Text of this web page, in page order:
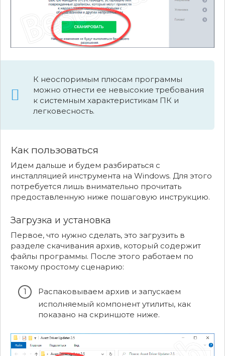
К неоспоримым плюсам программы
можно отнести ее невысокие требования
к системным характеристикам ПК и
легковесность.
Как пользоваться
Идем дальше и будем разбираться с
инсталляцией инструмента на Windows. Для этого
потребуется лишь внимательно прочитать
предоставленную ниже пошаговую инструкцию.
Загрузка и установка
Первое, что нужно сделать, это загрузить в
разделе скачивания архив, который содержит
файлы программы. После этого работаем по
такому простому сценарию:
Распаковываем архив и запускаем
исполняемый компонент утилиты, как
показано на скриншоте ниже.